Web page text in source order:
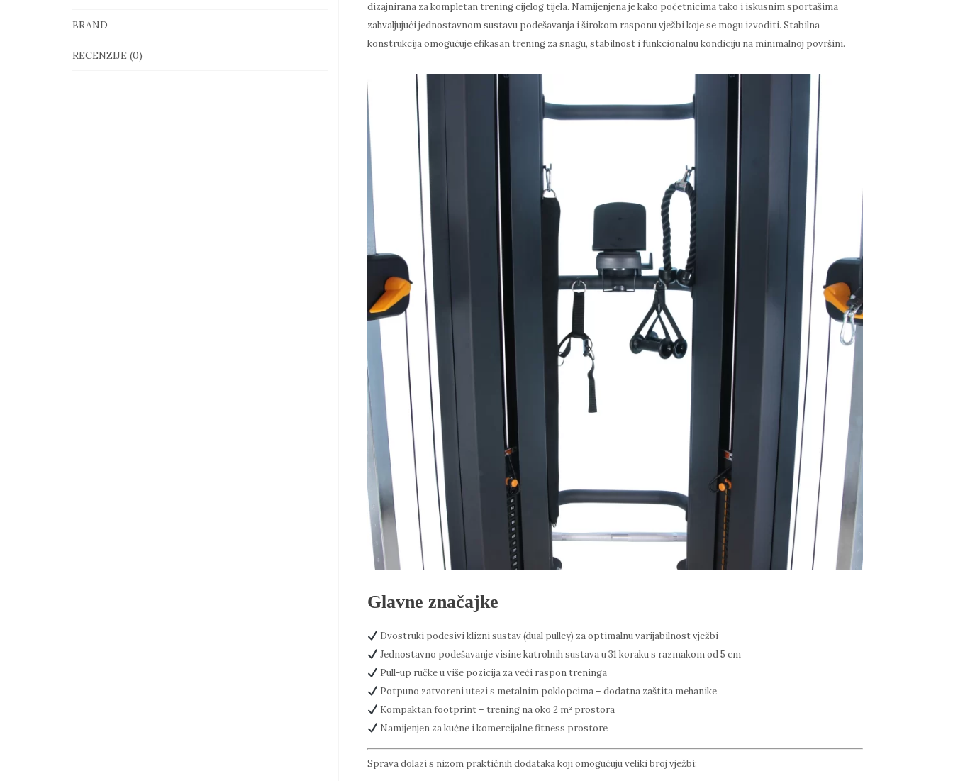
BRAND
RECENZIJE (0)
dizajnirana za kompletan trening cijelog tijela. Namijenjena je kako početnicima tako i iskusnim sportašima
zahvaljujući jednostavnom sustavu podešavanja i širokom rasponu vježbi koje se mogu izvoditi. Stabilna
konstrukcija omogućuje efikasan trening za snagu, stabilnost i funkcionalnu kondiciju na minimalnoj površini.
Glavne značajke
Dvostruki podesivi klizni sustav (dual pulley) za optimalnu varijabilnost vježbi
Jednostavno podešavanje visine katrolnih sustava u 31 koraku s razmakom od 5 cm
Pull-up ručke u više pozicija za veći raspon treninga
Potpuno zatvoreni utezi s metalnim poklopcima – dodatna zaštita mehanike
Kompaktan footprint – trening na oko 2 m² prostora
Namijenjen za kućne i komercijalne fitness prostore
Sprava dolazi s nizom praktičnih dodataka koji omogućuju veliki broj vježbi: